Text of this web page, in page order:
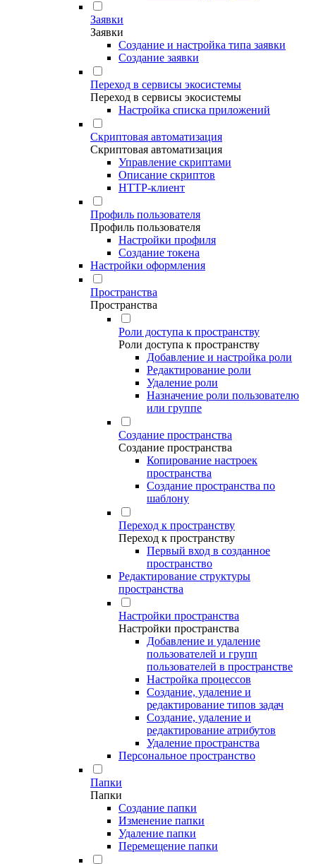
Заявки
Заявки
Создание и настройка типа заявки
Создание заявки
Переход в сервисы экосистемы
Переход в сервисы экосистемы
Настройка списка приложений
Скриптовая автоматизация
Скриптовая автоматизация
Управление скриптами
Описание скриптов
HTTP-клиент
Профиль пользователя
Профиль пользователя
Настройки профиля
Создание токена
Настройки оформления
Пространства
Пространства
Роли доступа к пространству
Роли доступа к пространству
Добавление и настройка роли
Редактирование роли
Удаление роли
Назначение роли пользователю
или группе
Создание пространства
Создание пространства
Копирование настроек
пространства
Создание пространства по
шаблону
Переход к пространству
Переход к пространству
Первый вход в созданное
пространство
Редактирование структуры
пространства
Настройки пространства
Настройки пространства
Добавление и удаление
пользователей и групп
пользователей в пространстве
Настройка процессов
Создание, удаление и
редактирование типов задач
Создание, удаление и
редактирование атрибутов
Удаление пространства
Персональное пространство
Папки
Папки
Создание папки
Изменение папки
Удаление папки
Перемещение папки